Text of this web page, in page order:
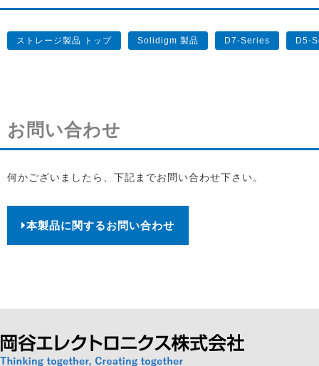
ストレージ製品 トップ Solidigm 製品 D7-Series D5-
お問い合わせ
何かございましたら、下記までお問い合わせ下さい。
本製品に関するお問い合わせ